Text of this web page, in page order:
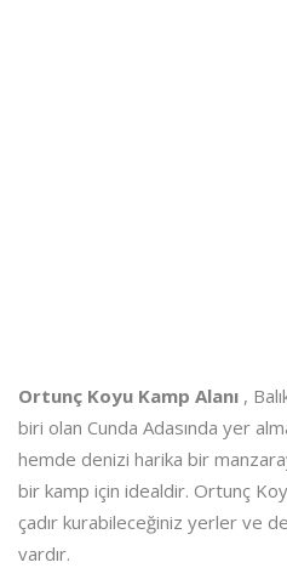
Ortunç Koyu Kamp Alanı ,
biri olan Cunda Adasında yer
hemde denizi harika bir
bir kamp için idealdir. Ortunç
çadır kurabileceğiniz yerler ve
vardır.